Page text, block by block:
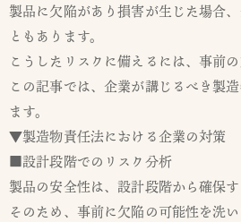
製品に欠陥があり損害が生じた場合
ともあります。
こうしたリスクに備えるには、事前の
この記事では、企業が講じるべき製
ます。
▼製造物責任法における企業の対策
■設計段階でのリスク分析
製品の安全性は、設計段階から確保す
そのため、事前に欠陥の可能性を洗